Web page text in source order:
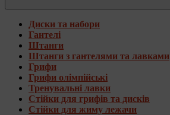
Диски та набори
Гантелі
Штанги
Штанги з гантелями та лавками
Грифи
Грифи олімпійські
Тренувальні лавки
Стійки для грифів та дисків
Стійки для жиму лежачи